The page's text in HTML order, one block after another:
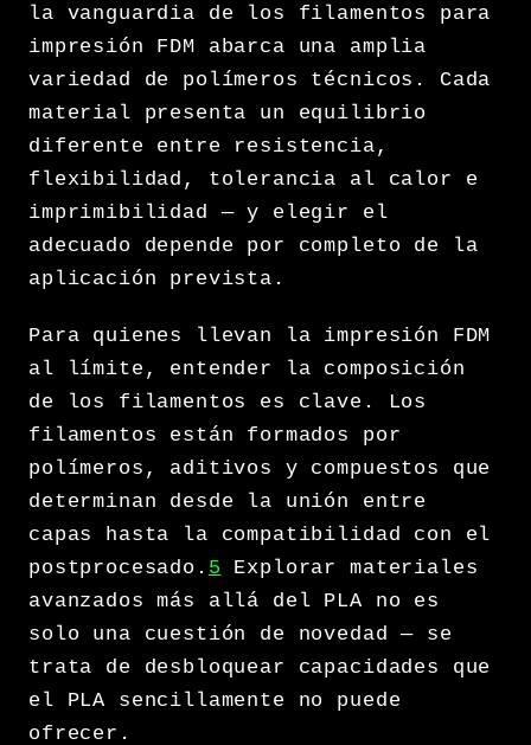
la vanguardia de los filamentos para
impresión FDM abarca una amplia
variedad de polímeros técnicos. Cada
material presenta un equilibrio
diferente entre resistencia,
flexibilidad, tolerancia al calor e
imprimibilidad — y elegir el
adecuado depende por completo de la
aplicación prevista.
Para quienes llevan la impresión FDM
al límite, entender la composición
de los filamentos es clave. Los
filamentos están formados por
polímeros, aditivos y compuestos que
determinan desde la unión entre
capas hasta la compatibilidad con el
postprocesado. 5 Explorar materiales
avanzados más allá del PLA no es
solo una cuestión de novedad — se
trata de desbloquear capacidades que
el PLA sencillamente no puede
ofrecer.